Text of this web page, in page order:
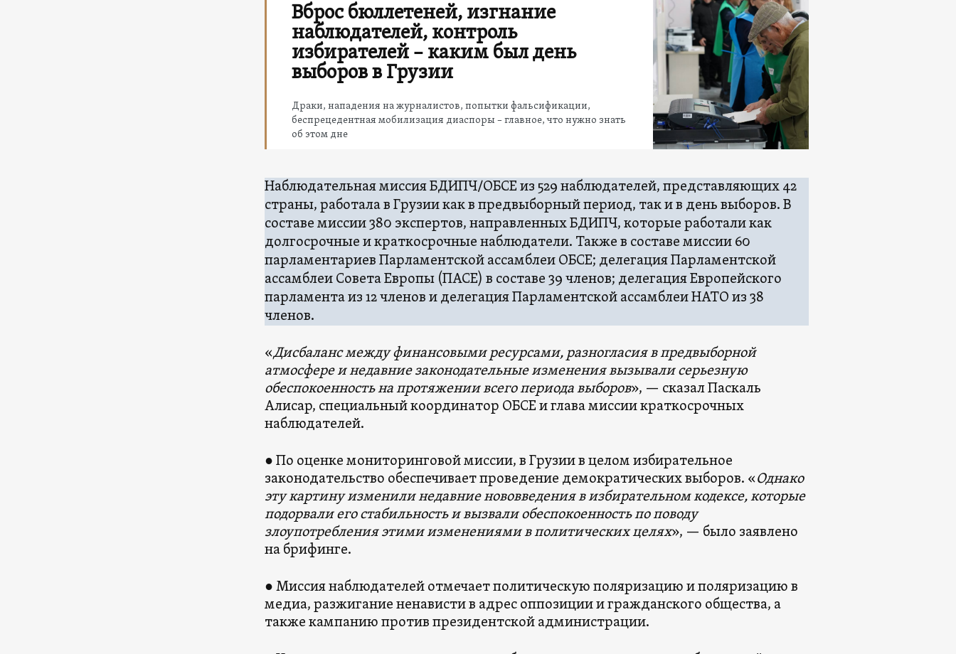
Вброс бюллетеней, изгнание
наблюдателей, контроль
избирателей – каким был день
выборов в Грузии
Драки, нападения на журналистов, попытки фальсификации,
беспрецедентная мобилизация диаспоры – главное, что нужно знать
об этом дне
Наблюдательная миссия БДИПЧ/ОБСЕ из 529 наблюдателей, представляющих 42
страны, работала в Грузии как в предвыборный период, так и в день выборов. В
составе миссии 380 экспертов, направленных БДИПЧ, которые работали как
долгосрочные и краткосрочные наблюдатели. Также в составе миссии 60
парламентариев Парламентской ассамблеи ОБСЕ; делегация Парламентской
ассамблеи Совета Европы (ПАСЕ) в составе 39 членов; делегация Европейского
парламента из 12 членов и делегация Парламентской ассамблеи НАТО из 38
членов.
«Дисбаланс между финансовыми ресурсами, разногласия в предвыборной
атмосфере и недавние законодательные изменения вызывали серьезную
обеспокоенность на протяжении всего периода выборов», — сказал Паскаль
Алисар, специальный координатор ОБСЕ и глава миссии краткосрочных
наблюдателей.
● По оценке мониторинговой миссии, в Грузии в целом избирательное
законодательство обеспечивает проведение демократических выборов. «Однако
эту картину изменили недавние нововведения в избирательном кодексе, которые
подорвали его стабильность и вызвали обеспокоенность по поводу
злоупотребления этими изменениями в политических целях», — было заявлено
на брифинге.
● Миссия наблюдателей отмечает политическую поляризацию и поляризацию в
медиа, разжигание ненависти в адрес оппозиции и гражданского общества, а
также кампанию против президентской администрации.